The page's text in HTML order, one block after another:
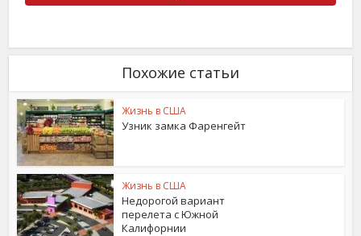
Похожие статьи
Жизнь в США
Узник замка Фаренгейт
Жизнь в США
Недорогой вариант
перелета с Южной
Калифорнии